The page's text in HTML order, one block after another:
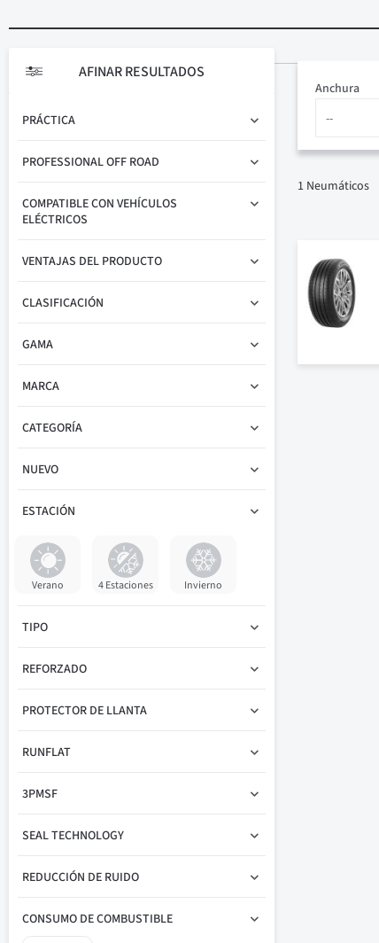
Anchura
1 Neumáticos
AFINAR RESULTADOS
PRÁCTICA
PROFESSIONAL OFF ROAD
COMPATIBLE CON VEHÍCULOS
ELÉCTRICOS
VENTAJAS DEL PRODUCTO
CLASIFICACIÓN
GAMA
MARCA
CATEGORÍA
NUEVO
ESTACIÓN
Verano 4 Estaciones Invierno
TIPO
REFORZADO
PROTECTOR DE LLANTA
RUNFLAT
3PMSF
SEAL TECHNOLOGY
REDUCCIÓN DE RUIDO
CONSUMO DE COMBUSTIBLE